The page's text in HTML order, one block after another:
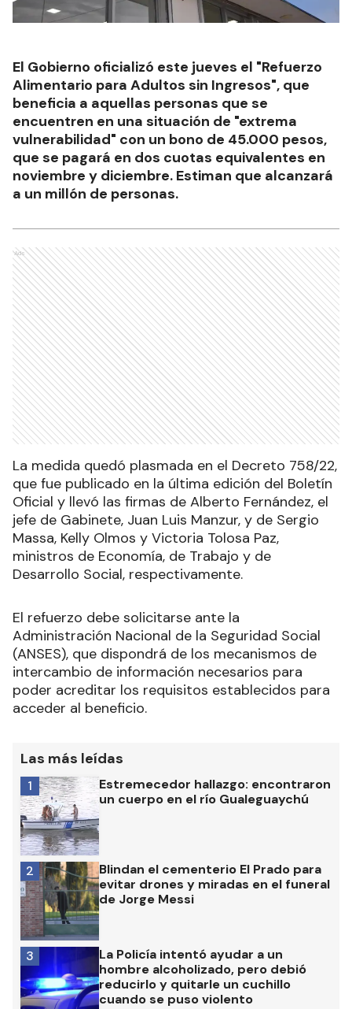
El Gobierno oficializó este jueves el "Refuerzo
Alimentario para Adultos sin Ingresos", que
beneficia a aquellas personas que se
encuentren en una situación de "extrema
vulnerabilidad" con un bono de 45.000 pesos,
que se pagará en dos cuotas equivalentes en
noviembre y diciembre. Estiman que alcanzará
a un millón de personas.
Ads
La medida quedó plasmada en el Decreto 758/22,
que fue publicado en la última edición del Boletín
Oficial y llevó las firmas de Alberto Fernández, el
jefe de Gabinete, Juan Luis Manzur, y de Sergio
Massa, Kelly Olmos y Victoria Tolosa Paz,
ministros de Economía, de Trabajo y de
Desarrollo Social, respectivamente.
El refuerzo debe solicitarse ante la
Administración Nacional de la Seguridad Social
(ANSES), que dispondrá de los mecanismos de
intercambio de información necesarios para
poder acreditar los requisitos establecidos para
acceder al beneficio.
Las más leídas
Estremecedor hallazgo: encontraron
un cuerpo en el río Gualeguaychú
1
Blindan el cementerio El Prado para
evitar drones y miradas en el funeral
de Jorge Messi
2
La Policía intentó ayudar a un
hombre alcoholizado, pero debió
reducirlo y quitarle un cuchillo
cuando se puso violento
3